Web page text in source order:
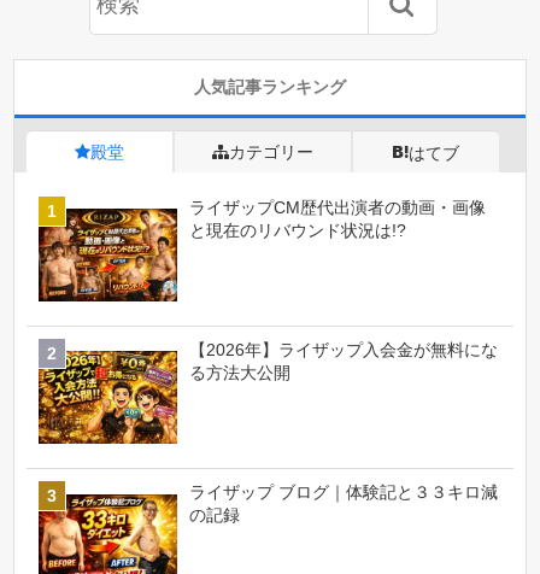
人気記事ランキング
殿堂 カテゴリー はてブ
ライザップCM歴代出演者の動画・画像
と現在のリバウンド状況は!?
【2026年】ライザップ入会金が無料にな
る方法大公開
ライザップ ブログ｜体験記と３３キロ減
の記録